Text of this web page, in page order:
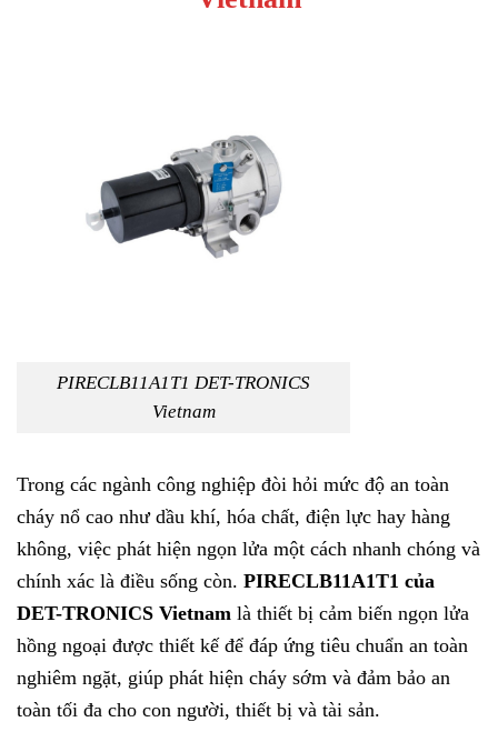
PIRECLB11A1T1 DET-TRONICS
Vietnam
Trong các ngành công nghiệp đòi hỏi mức độ an toàn
cháy nổ cao như dầu khí, hóa chất, điện lực hay hàng
không, việc phát hiện ngọn lửa một cách nhanh chóng và
chính xác là điều sống còn. PIRECLB11A1T1 của
DET-TRONICS Vietnam là thiết bị cảm biến ngọn lửa
hồng ngoại được thiết kế để đáp ứng tiêu chuẩn an toàn
nghiêm ngặt, giúp phát hiện cháy sớm và đảm bảo an
toàn tối đa cho con người, thiết bị và tài sản.